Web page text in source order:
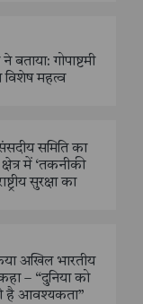
बताया: गोपाष्टमी
विशेष महत्व
समिति का
में ‘तकनीकी
सुरक्षा का
अखिल भारतीय
– “दुनिया को
है आवश्यकता”